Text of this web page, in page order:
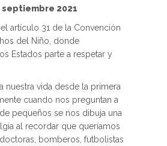
septiembre 2021
artículo 31 de la Convención
del Niño, donde
Estados parte a respetar y
nuestra vida desde la primera
cuando nos preguntan a
pequeños se nos dibuja una
al recordar que queríamos
bomberos, futbolistas